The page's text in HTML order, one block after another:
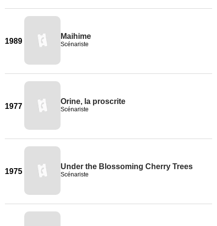
1989
Maihime
Scénariste
1977
Orine, la proscrite
Scénariste
1975
Under the Blossoming Cherry Trees
Scénariste